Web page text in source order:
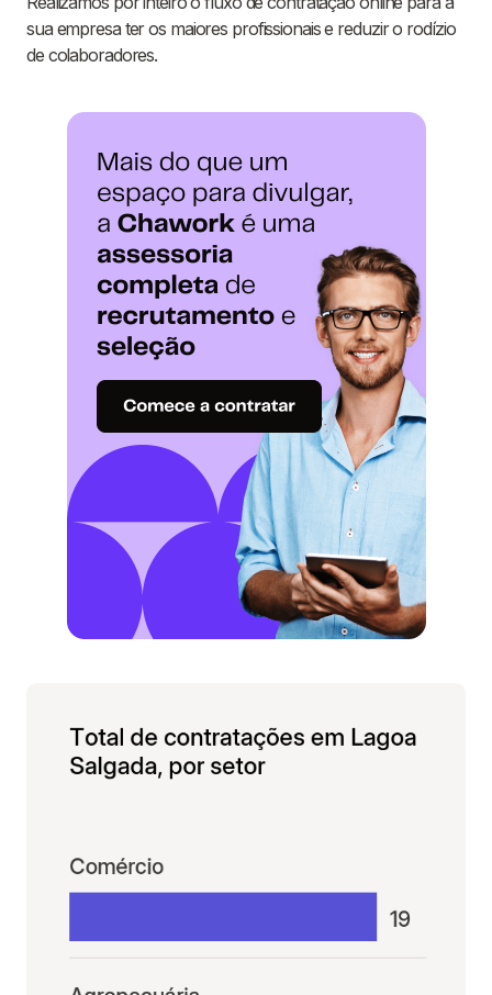
sua empresa ter os maiores profissionais e reduzir o rodízio
de colaboradores.